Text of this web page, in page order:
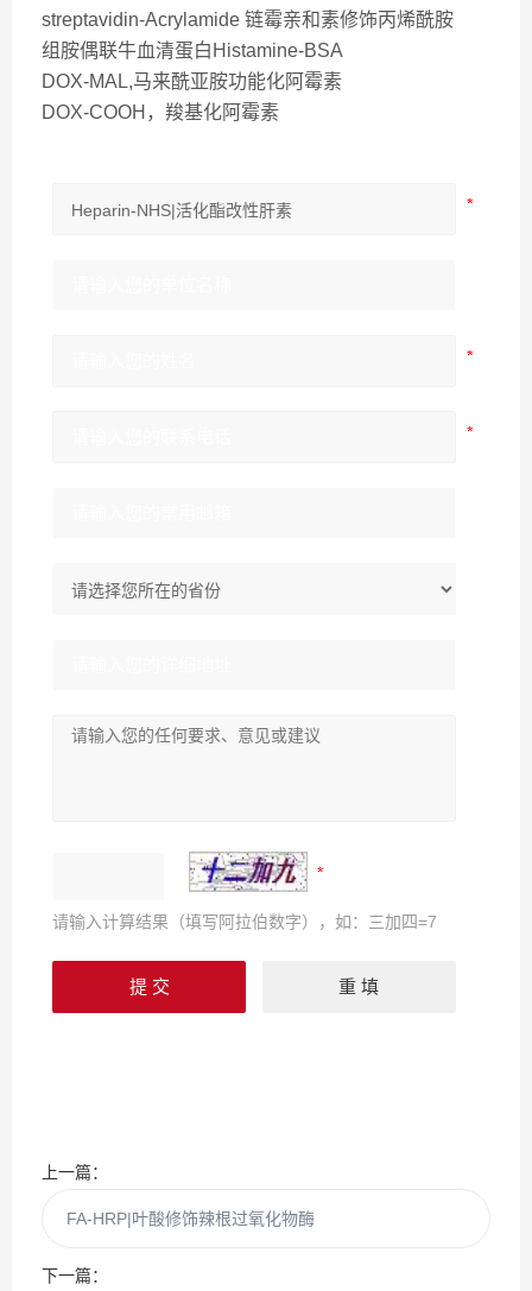
streptavidin-Acrylamide 链霉亲和素修饰丙烯酰胺
组胺偶联牛血清蛋白Histamine-BSA
DOX-MAL,马来酰亚胺功能化阿霉素
DOX-COOH，羧基化阿霉素
请输入计算结果（填写阿拉伯数字），如：三加四=7
上一篇：
FA-HRP|叶酸修饰辣根过氧化物酶
下一篇：